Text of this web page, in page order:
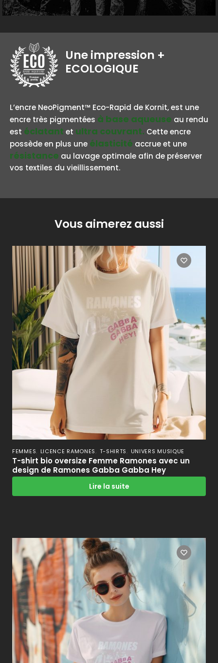
BASE AQUEUSE
Une impression +
ECOLOGIQUE
L’encre NeoPigment™ Eco-Rapid de Kornit, est une
encre très pigmentées à base aqueuse au rendu
est éclatant et ultra couvrant. Cette encre
possède en plus une élasticité accrue et une
résistance au lavage optimale afin de préserver
vos textiles du vieillissement.
Vous aimerez aussi
FEMMES, LICENCE RAMONES, T-SHIRTS, UNIVERS MUSIQUE
T-shirt bio oversize Femme Ramones avec un
design de Ramones Gabba Gabba Hey
Lire la suite